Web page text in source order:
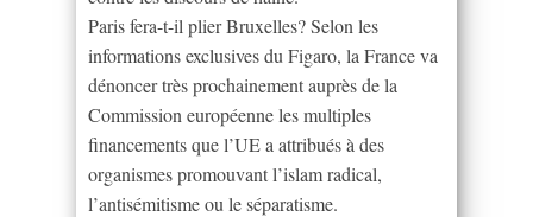
Paris fera-t-il plier Bruxelles? Selon les
informations exclusives du Figaro, la France va
dénoncer très prochainement auprès de la
Commission européenne les multiples
financements que l’UE a attribués à des
organismes promouvant l’islam radical,
l’antisémitisme ou le séparatisme.